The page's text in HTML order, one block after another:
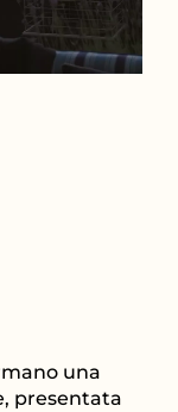
una
presentata